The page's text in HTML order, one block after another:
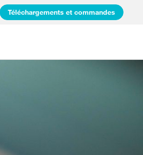
Téléchargements et commandes